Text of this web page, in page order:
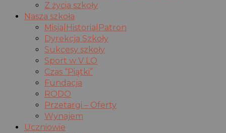
Z życia szkoły
Nasza szkoła
Misja|Historia|Patron
Dyrekcja Szkoły
Sukcesy szkoły
Sport w V LO
Czas “Piątki”
Fundacja
RODO
Przetargi – Oferty
Wynajem
Uczniowie